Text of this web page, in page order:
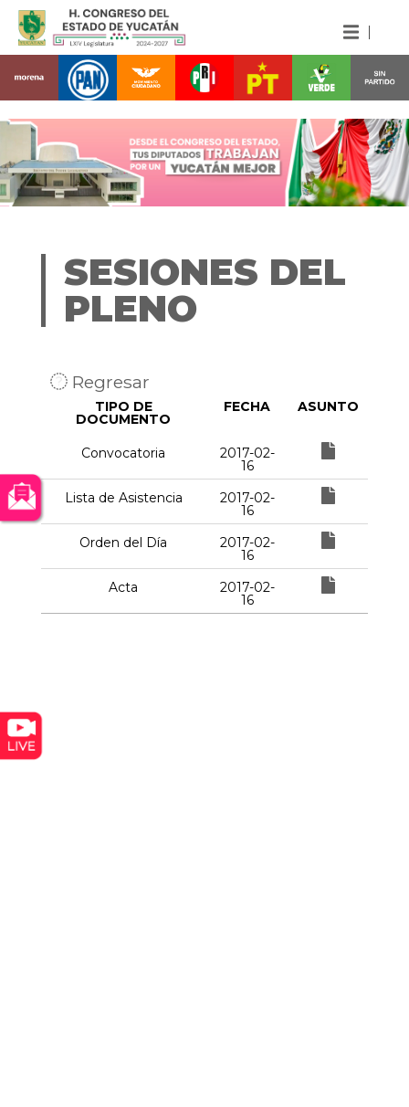
SESIONES DEL
PLENO
Regresar
TIPO DE
DOCUMENTO
FECHA ASUNTO
Convocatoria 2017-02-
16
Lista de Asistencia
2017-02-
16
Orden del Día
2017-02-
16
Acta
2017-02-
16